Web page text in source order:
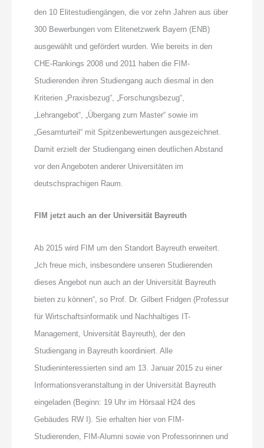
den 10 Elitestudiengängen, die vor zehn Jahren aus über
300 Bewerbungen vom Elitenetzwerk Bayern (ENB)
ausgewählt und gefördert wurden. Wie bereits in den
CHE-Rankings 2008 und 2011 haben die FIM-
Studierenden ihren Studiengang auch diesmal in den
Kriterien „Praxisbezug“, „Forschungsbezug“,
„Lehrangebot“, „Übergang zum Master“ sowie im
„Gesamturteil“ mit Spitzenbewertungen ausgezeichnet.
Damit erzielt der Studiengang einen deutlichen Abstand
vor den Angeboten anderer Universitäten im
deutschsprachigen Raum.
FIM jetzt auch an der Universität Bayreuth
Ab 2015 wird FIM um den Standort Bayreuth erweitert.
„Ich freue mich, insbesondere unseren Studierenden
dieses Angebot nun auch an der Universität Bayreuth
bieten zu können“, so Prof. Dr. Gilbert Fridgen (Professur
für Wirtschaftsinformatik und Nachhaltiges IT-
Management, Universität Bayreuth), der den
Studiengang in Bayreuth koordiniert. Alle
Studieninteressierten sind am 13. Januar 2015 zu einer
Informationsveranstaltung in der Universität Bayreuth
eingeladen (Beginn: 19 Uhr im Hörsaal H24 des
Gebäudes RW I). Sie erhalten hier von FIM-
Studierenden, FIM-Alumni sowie von Professorinnen und